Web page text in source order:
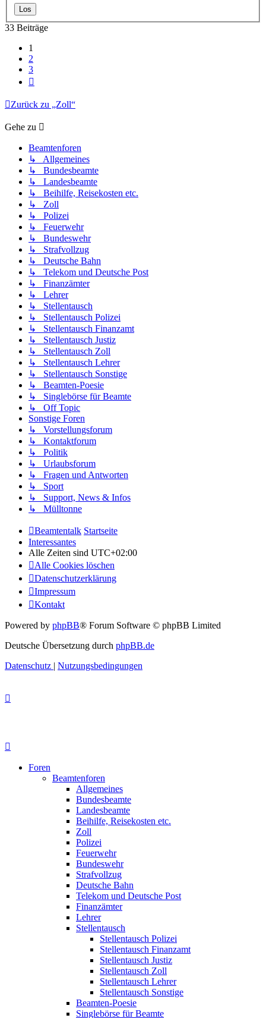
33 Beiträge
1
2
3
Zurück zu „Zoll“
Gehe zu
Beamtenforen
↳ Allgemeines
↳ Bundesbeamte
↳ Landesbeamte
↳ Beihilfe, Reisekosten etc.
↳ Zoll
↳ Polizei
↳ Feuerwehr
↳ Bundeswehr
↳ Strafvollzug
↳ Deutsche Bahn
↳ Telekom und Deutsche Post
↳ Finanzämter
↳ Lehrer
↳ Stellentausch
↳ Stellentausch Polizei
↳ Stellentausch Finanzamt
↳ Stellentausch Justiz
↳ Stellentausch Zoll
↳ Stellentausch Lehrer
↳ Stellentausch Sonstige
↳ Beamten-Poesie
↳ Singlebörse für Beamte
↳ Off Topic
Sonstige Foren
↳ Vorstellungsforum
↳ Kontaktforum
↳ Politik
↳ Urlaubsforum
↳ Fragen und Antworten
↳ Sport
↳ Support, News & Infos
↳ Mülltonne
Beamtentalk Startseite
Interessantes
Alle Zeiten sind UTC+02:00
Alle Cookies löschen
Datenschutzerklärung
Impressum
Kontakt
Powered by phpBB® Forum Software © phpBB Limited
Deutsche Übersetzung durch phpBB.de
Datenschutz | Nutzungsbedingungen
Foren
Beamtenforen
Allgemeines
Bundesbeamte
Landesbeamte
Beihilfe, Reisekosten etc.
Zoll
Polizei
Feuerwehr
Bundeswehr
Strafvollzug
Deutsche Bahn
Telekom und Deutsche Post
Finanzämter
Lehrer
Stellentausch
Stellentausch Polizei
Stellentausch Finanzamt
Stellentausch Justiz
Stellentausch Zoll
Stellentausch Lehrer
Stellentausch Sonstige
Beamten-Poesie
Singlebörse für Beamte